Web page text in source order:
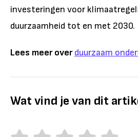
investeringen voor
duurzaamheid tot en met 2030.
Lees meer overduurzaam
Wat vind je van dit